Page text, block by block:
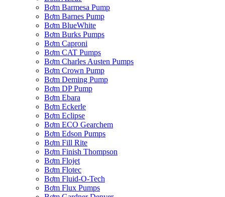
Bơm Barmesa Pump
Bơm Barnes Pump
Bơm BlueWhite
Bơm Burks Pumps
Bơm Caproni
Bơm CAT Pumps
Bơm Charles Austen Pumps
Bơm Crown Pump
Bơm Deming Pump
Bơm DP Pump
Bơm Ebara
Bơm Eckerle
Bơm Eclipse
Bơm ECO Gearchem
Bơm Edson Pumps
Bơm Fill Rite
Bơm Finish Thompson
Bơm Flojet
Bơm Flotec
Bơm Fluid-O-Tech
Bơm Flux Pumps